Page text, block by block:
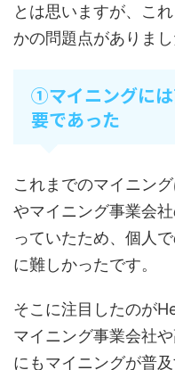
とは思いますが、こ
かの問題点がありまし
①マイニングに
要であった
これまでのマイニン
やマイニング事業会
っていたため、個人
に難しかったです。
そこに注目したのが
マイニング事業会社
にもマイニングが普